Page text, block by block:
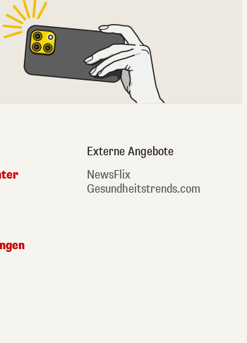
Externe Angebote
NewsFlix
Gesundheitstrends.com